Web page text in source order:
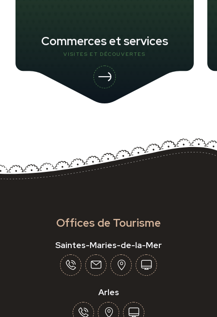
Commerces et services
VISITES ET DÉCOUVERTES
Offices de Tourisme
Saintes-Maries-de-la-Mer
Arles